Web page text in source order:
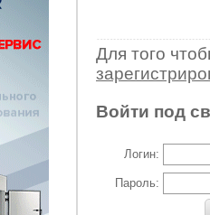
Для того
Войти под
Логин:
Пароль: